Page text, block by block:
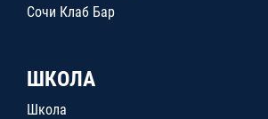
Сочи Клаб Бар
ШКОЛА
Школа